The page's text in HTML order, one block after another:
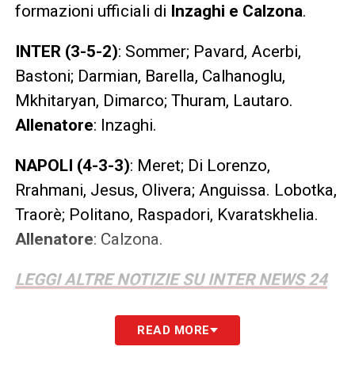
formazioni ufficiali di Inzaghi e Calzona.
INTER (3-5-2): Sommer; Pavard, Acerbi,
Bastoni; Darmian, Barella, Calhanoglu,
Mkhitaryan, Dimarco; Thuram, Lautaro.
Allenatore: Inzaghi.
NAPOLI (4-3-3): Meret; Di Lorenzo,
Rrahmani, Jesus, Olivera; Anguissa. Lobotka,
Traorè; Politano, Raspadori, Kvaratskhelia.
Allenatore: Calzona.
LEGGI ALTRE NOTIZIE SU INTER NEWS 24
LA PLAYLIST DELLE NOSTRE TOP NEWS
READ MORE